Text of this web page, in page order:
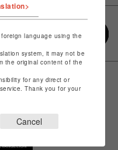
language using the
system, it may not be
the original content of the
for any direct or
Thank you for your
Cancel